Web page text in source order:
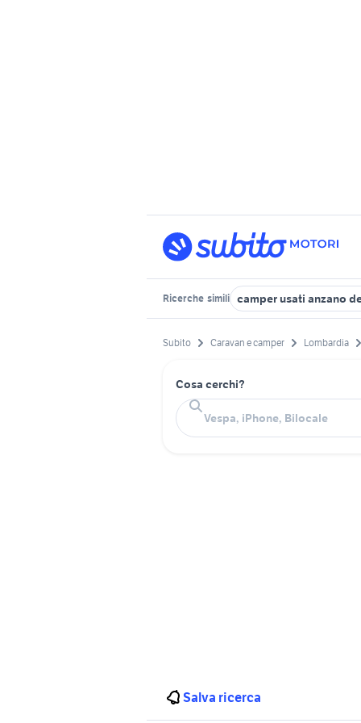
Ricerche simili camper usati anzano
Subito Caravan e camper Lombardia
Cosa cerchi?
Salva ricerca